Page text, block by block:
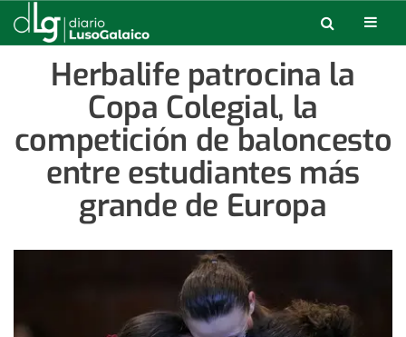
Herbalife patrocina la
Copa Colegial, la
competición de baloncesto
entre estudiantes más
grande de Europa